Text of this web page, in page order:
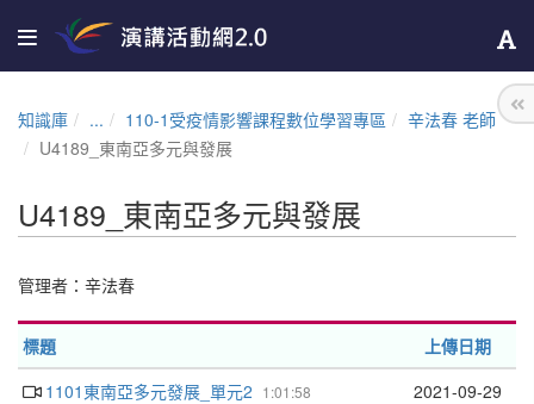
知識庫 ... 110-1受疫情影響課程數位學習專區
辛法春 老師
U4189_東南亞多元與發展
U4189_東南亞多元與發展
管理者： 辛法春
標題 上傳日期
1:01:58
1101東南亞多元發展_單元2 2021-09-29